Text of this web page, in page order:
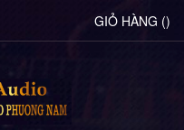
GIỎ HÀNG ()